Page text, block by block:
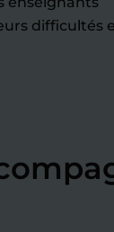
difficultés